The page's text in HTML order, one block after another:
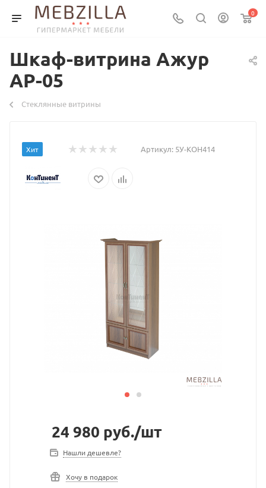
0
Шкаф-витрина Ажур
АР-05
Стеклянные витрины
Хит Артикул: 5У-КОН414
24 980 руб./шт
Нашли дешевле?
Хочу в подарок